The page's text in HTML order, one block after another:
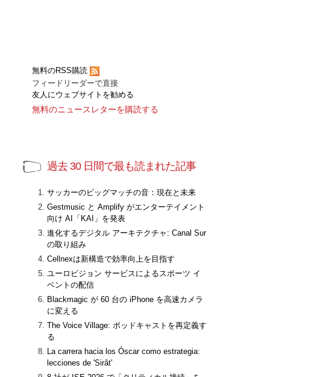
[+]
無料のRSS購読
フィードリーダーで直接
友人にウェブサイトを勧める
無料のニュースレターを購読する
過去 30 日間で最も読まれた記事
サッカーのビッグマッチの音：現在と未来
Gestmusic と Amplify がエンターテイメント
向け AI「KAI」を発表
進化するデジタル アーキテクチャ: Canal Sur
の取り組み
Cellnexは新構造で効率向上を目指す
ユーロビジョン サービスによるスポーツ イ
ベントの配信
Blackmagic が 60 台の iPhone を高速カメラ
に変える
The Voice Village: ポッドキャストを再定義す
る
La carrera hacia los Óscar como estrategia:
lecciones de 'Sirât'